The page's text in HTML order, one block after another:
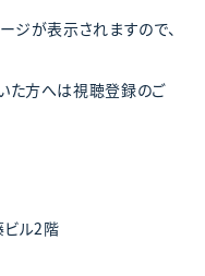
ジが表示されますので、
た方へは視聴登録のご
ル2階